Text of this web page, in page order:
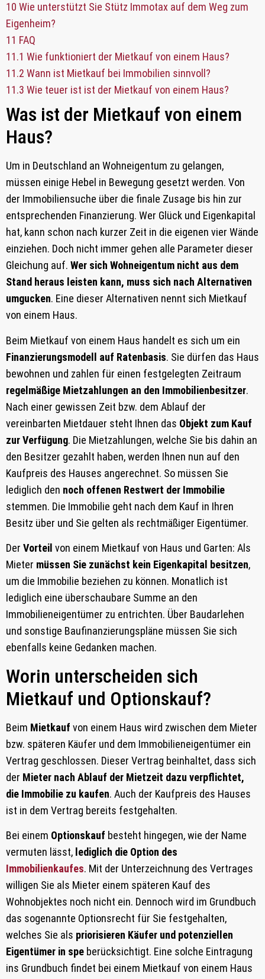
10 Wie unterstützt Sie Stütz Immotax auf dem Weg zum
Eigenheim?
11 FAQ
11.1 Wie funktioniert der Mietkauf von einem Haus?
11.2 Wann ist Mietkauf bei Immobilien sinnvoll?
11.3 Wie teuer ist ist der Mietkauf von einem Haus?
Was ist der Mietkauf von einem
Haus?
Um in Deutschland an Wohneigentum zu gelangen,
müssen einige Hebel in Bewegung gesetzt werden. Von
der Immobiliensuche über die finale Zusage bis hin zur
entsprechenden Finanzierung. Wer Glück und Eigenkapital
hat, kann schon nach kurzer Zeit in die eigenen vier Wände
einziehen. Doch nicht immer gehen alle Parameter dieser
Gleichung auf. Wer sich Wohneigentum nicht aus dem
Stand heraus leisten kann, muss sich nach Alternativen
umgucken. Eine dieser Alternativen nennt sich Mietkauf
von einem Haus.
Beim Mietkauf von einem Haus handelt es sich um ein
Finanzierungsmodell auf Ratenbasis. Sie dürfen das Haus
bewohnen und zahlen für einen festgelegten Zeitraum
regelmäßige Mietzahlungen an den Immobilienbesitzer.
Nach einer gewissen Zeit bzw. dem Ablauf der
vereinbarten Mietdauer steht Ihnen das Objekt zum Kauf
zur Verfügung. Die Mietzahlungen, welche Sie bis dahin an
den Besitzer gezahlt haben, werden Ihnen nun auf den
Kaufpreis des Hauses angerechnet. So müssen Sie
lediglich den noch offenen Restwert der Immobilie
stemmen. Die Immobilie geht nach dem Kauf in Ihren
Besitz über und Sie gelten als rechtmäßiger Eigentümer.
Der Vorteil von einem Mietkauf von Haus und Garten: Als
Mieter müssen Sie zunächst kein Eigenkapital besitzen,
um die Immobilie beziehen zu können. Monatlich ist
lediglich eine überschaubare Summe an den
Immobilieneigentümer zu entrichten. Über Baudarlehen
und sonstige Baufinanzierungspläne müssen Sie sich
ebenfalls keine Gedanken machen.
Worin unterscheiden sich
Mietkauf und Optionskauf?
Beim Mietkauf von einem Haus wird zwischen dem Mieter
bzw. späteren Käufer und dem Immobilieneigentümer ein
Vertrag geschlossen. Dieser Vertrag beinhaltet, dass sich
der Mieter nach Ablauf der Mietzeit dazu verpflichtet,
die Immobilie zu kaufen. Auch der Kaufpreis des Hauses
ist in dem Vertrag bereits festgehalten.
Bei einem Optionskauf besteht hingegen, wie der Name
vermuten lässt, lediglich die Option des
Immobilienkaufes. Mit der Unterzeichnung des Vertrages
willigen Sie als Mieter einem späteren Kauf des
Wohnobjektes noch nicht ein. Dennoch wird im Grundbuch
das sogenannte Optionsrecht für Sie festgehalten,
welches Sie als priorisieren Käufer und potenziellen
Eigentümer in spe berücksichtigt. Eine solche Eintragung
ins Grundbuch findet bei einem Mietkauf von einem Haus